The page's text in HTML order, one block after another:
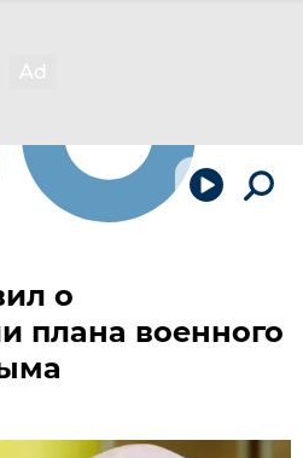
о
плана военного